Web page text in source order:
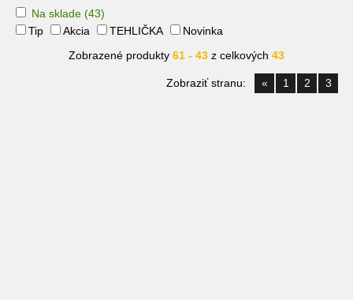
Na sklade (43)
Tip
Akcia TEHLIČKA
Novinka
Zobrazené produkty 61 - 43 z celkových 43
Zobraziť stranu: « 1 2 3